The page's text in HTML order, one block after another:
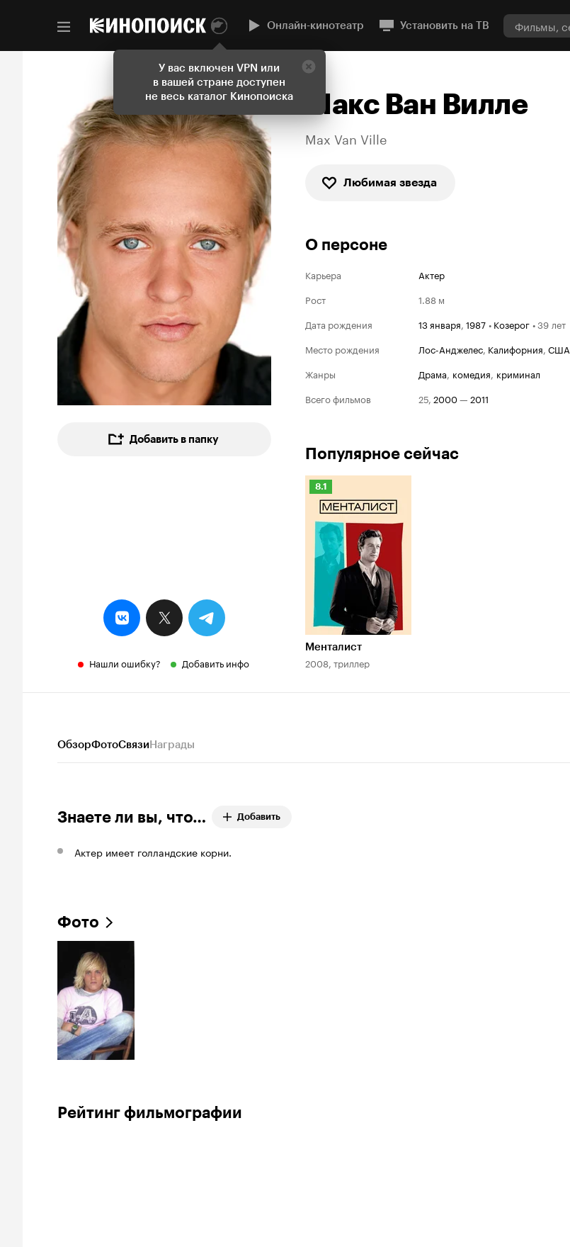
У вас включен VPN или
в вашей стране доступен
не весь каталог Кинопоиска
Онлайн-кинотеатр Установить на ТВ
Добавить в папку
Нашли ошибку? Добавить инфо
Макс Ван Вилле
Max Van Ville
Любимая звезда
О персоне
Карьера
Актер
Рост
1.88 м
Дата рождения
13 января, 1987 • Козерог •39 лет
Место рождения
Лос-Анджелес, Калифорния, США
Жанры
драма, комедия, криминал
Всего фильмов
25, 2000— 2011
Популярное сейчас
Рейтинг
Кинопоиска
8.1
8.1
Менталист
2008, триллер
ОбзорФотоСвязиНаграды
Знаете ли вы, что… Добавить
Актер имеет голландские корни.
Фото
Рейтинг фильмографии